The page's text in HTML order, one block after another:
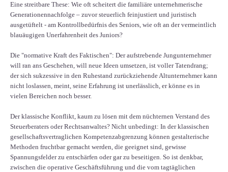
Eine streitbare These: Wie oft scheitert die familiäre unternehmerische
Generationennachfolge – zuvor steuerlich feinjustiert und juristisch
ausgetüftelt - am Kontrollbedürfnis des Seniors, wie oft an der vermeintlich
blauäugigen Unerfahrenheit des Juniors?
Die "normative Kraft des Faktischen": Der aufstrebende Jungunternehmer
will ran ans Geschehen, will neue Ideen umsetzen, ist voller Tatendrang;
der sich sukzessive in den Ruhestand zurückziehende Altunternehmer kann
nicht loslassen, meint, seine Erfahrung ist unerlässlich, er könne es in
vielen Bereichen noch besser.
Der klassische Konflikt, kaum zu lösen mit dem nüchternen Verstand des
Steuerberaters oder Rechtsanwaltes? Nicht unbedingt: In der klassischen
gesellschaftsvertraglichen Kompetenzabgrenzung können gestalterische
Methoden fruchtbar gemacht werden, die geeignet sind, gewisse
Spannungsfelder zu entschärfen oder gar zu beseitigen. So ist denkbar,
zwischen die operative Geschäftsführung und die vom tagtäglichen